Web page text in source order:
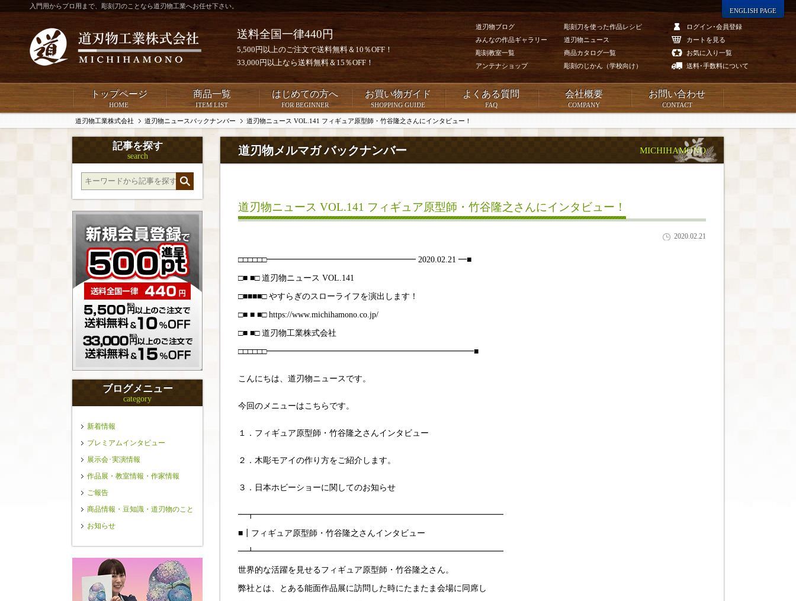
入門用からプロ用まで、彫刻刀のことなら道刃物工業へお任せ下さい。
送料全国一律440円
5,500円以上のご注文で送料無料＆10％OFF！
33,000円以上なら送料無料＆15％OFF！
道刃物ブログ
みんなの作品ギャラリー
彫刻教室一覧
アンテナショップ
彫刻刀を使った作品レシピ
道刃物ニュース
商品カタログ一覧
彫刻のじかん（学校向け）
ログイン･会員登録
カートを見る
お気に入り一覧
送料･手数料について
ENGLISH PAGE
トップページ
HOME
商品一覧
ITEM LIST
はじめての方へ
FOR BEGINNER
お買い物ガイド
SHOPPING GUIDE
よくある質問
FAQ
会社概要
COMPANY
お問い合わせ
CONTACT
道刃物工業株式会社 道刃物ニュースバックナンバー 道刃物ニュース VOL.141 フィギュア原型師・竹谷隆之さんにインタビュー！
道刃物メルマガ バックナンバー MICHIHAMONO
道刃物ニュース VOL.141 フィギュア原型師・竹谷隆之さんにインタビュー！
2020.02.21
□□□□□□━━━━━━━━━━━━━━━━━━ 2020.02.21 ━■
□■ ■□ 道刃物ニュース VOL.141
□■■■■□ やすらぎのスローライフを演出します！
□■ ■ ■□ https://www.michihamono.co.jp/
□■ ■□ 道刃物工業株式会社
□□□□□□━━━━━━━━━━━━━━━━━━━━━━━━━■
こんにちは、道刃物ニュースです。
今回のメニューはこちらです。
１．フィギュア原型師・竹谷隆之さんインタビュー
２．木彫モアイの作り方をご紹介します。
３．日本ホビーショーに関してのお知らせ
━┳━━━━━━━━━━━━━━━━━━━━━━━━━━━━━━
■┃フィギュア原型師・竹谷隆之さんインタビュー
━┻━━━━━━━━━━━━━━━━━━━━━━━━━━━━━━
世界的な活躍を見せるフィギュア原型師・竹谷隆之さん。
弊社とは、とある能面作品展に訪問した時にたまたま会場に同席し
記事を探す
search
ブログメニュー
category
新着情報
プレミアムインタビュー
展示会･実演情報
作品展・教室情報・作家情報
ご報告
商品情報・豆知識・道刃物のこと
お知らせ